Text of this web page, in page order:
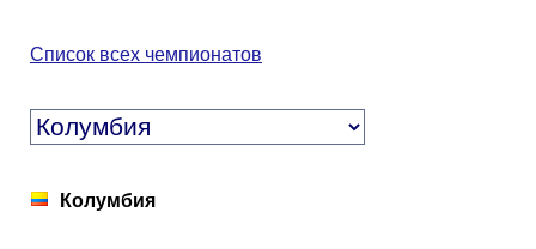
Описание
Прогнозы
Список всех чемпионатов
Колумбия